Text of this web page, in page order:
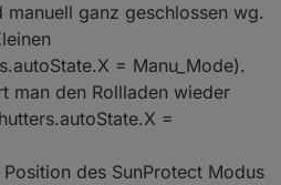
ganz geschlossen wg.
= Manu_Mode).
man den Rollladen wieder
=
des SunProtect Modus